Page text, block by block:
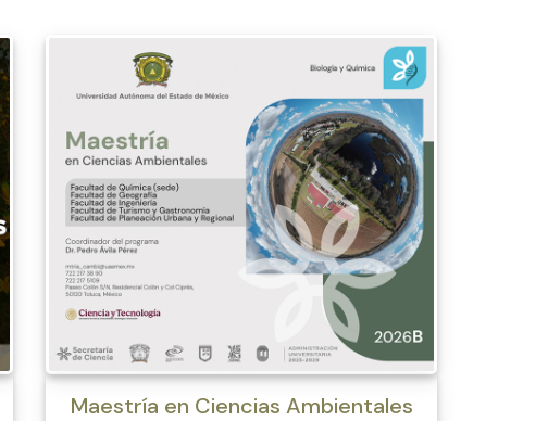
Maestría en Ciencias Ambientales